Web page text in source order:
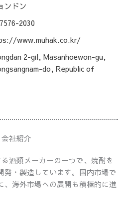
ンドン
2030
www.muhak.co.kr/
2-gil, Masanhoewon-gu,
do, Republic of
会社紹介
酒類メーカーの一つで、焼酎を
発・製造しています。国内市場で
、海外市場への展開も積極的に進